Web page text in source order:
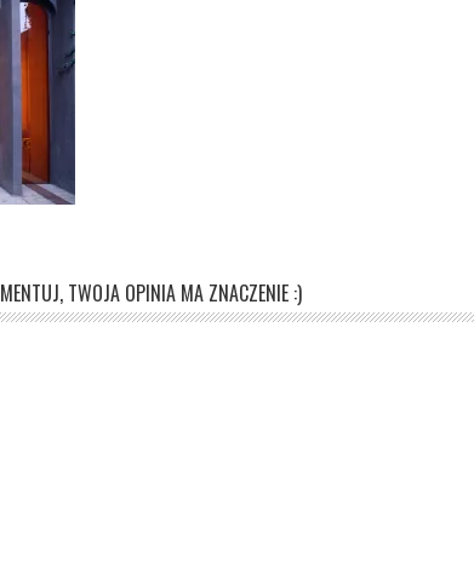
TWOJA OPINIA MA ZNACZENIE :)